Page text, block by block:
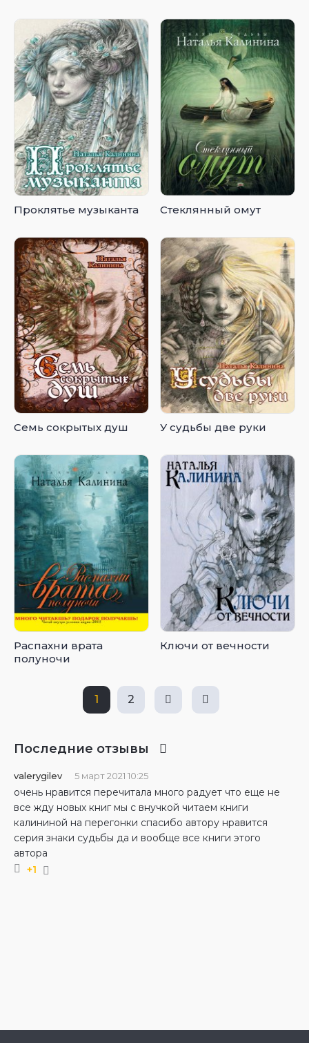
Проклятье музыканта Стеклянный омут
Семь сокрытых душ У судьбы две руки
Распахни врата
полуночи
Ключи от вечности
1 2
Последние отзывы
valerygilev 5 март 2021 10:25
очень нравится перечитала много радует что еще не
все жду новых книг мы с внучкой читаем книги
калининой на перегонки спасибо автору нравится
серия знаки судьбы да и вообще все книги этого
автора
+1